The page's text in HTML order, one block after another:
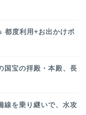
都度利用+お出かけポ
宝の拝殿・本殿、長
を乗り継いで、水攻